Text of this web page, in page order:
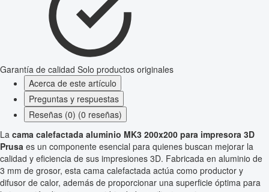
Garantía de calidad Solo productos originales
Acerca de este artículo
Preguntas y respuestas
Reseñas (0) (0 reseñas)
La cama calefactada aluminio MK3 200x200 para impresora 3D
Prusa es un componente esencial para quienes buscan mejorar la
calidad y eficiencia de sus impresiones 3D. Fabricada en aluminio de
3 mm de grosor, esta cama calefactada actúa como productor y
difusor de calor, además de proporcionar una superficie óptima para